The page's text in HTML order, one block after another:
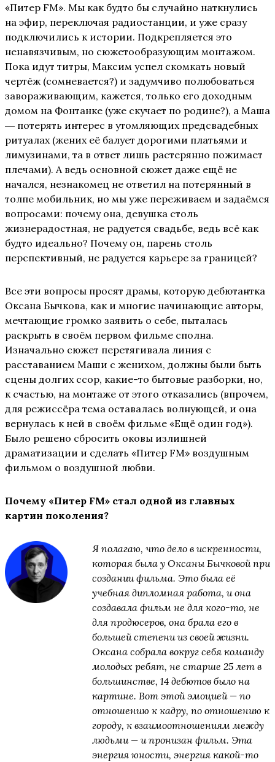
«Питер FM». Мы как будто бы случайно наткнулись
на эфир, переключая радиостанции, и уже сразу
подключились к истории. Подкрепляется это
ненавязчивым, но сюжетообразующим монтажом.
Пока идут титры, Максим успел скомкать новый
чертёж (сомневается?) и задумчиво полюбоваться
завораживающим, кажется, только его доходным
домом на Фонтанке (уже скучает по родине?), а Маша
― потерять интерес в утомляющих предсвадебных
ритуалах (жених её балует дорогими платьями и
лимузинами, та в ответ лишь растерянно пожимает
плечами). А ведь основной сюжет даже ещё не
начался, незнакомец не ответил на потерянный в
толпе мобильник, но мы уже переживаем и задаёмся
вопросами: почему она, девушка столь
жизнерадостная, не радуется свадьбе, ведь всё как
будто идеально? Почему он, парень столь
перспективный, не радуется карьере за границей?
Все эти вопросы просят драмы, которую дебютантка
Оксана Бычкова, как и многие начинающие авторы,
мечтающие громко заявить о себе, пыталась
раскрыть в своём первом фильме сполна.
Изначально сюжет перетягивала линия с
расставанием Маши с женихом, должны были быть
сцены долгих ссор, какие-то бытовые разборки, но,
к счастью, на монтаже от этого отказались (впрочем,
для режиссёра тема оставалась волнующей, и она
вернулась к ней в своём фильме «Ещё один год»).
Было решено сбросить оковы излишней
драматизации и сделать «Питер FM» воздушным
фильмом о воздушной любви.
Почему «Питер FM» стал одной из главных
картин поколения?
Я полагаю, что дело в искренности,
которая была у Оксаны Бычковой при
создании фильма. Это была её
учебная дипломная работа, и она
создавала фильм не для кого-то, не
для продюсеров, она брала его в
большей степени из своей жизни.
Оксана собрала вокруг себя команду
молодых ребят, не старше 25 лет в
большинстве, 14 дебютов было на
картине. Вот этой эмоцией — по
отношению к кадру, по отношению к
городу, к взаимоотношениям между
людьми — и пронизан фильм. Эта
энергия юности, энергия какой-то